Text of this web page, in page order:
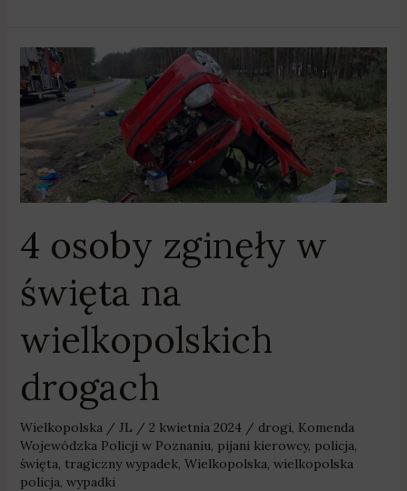
4 osoby zginęły w
święta na
wielkopolskich
drogach
Wielkopolska/ JL / 2 kwietnia 2024 / drogi, Komenda
Wojewódzka Policji w Poznaniu, pijani kierowcy, policja,
święta, tragiczny wypadek, Wielkopolska, wielkopolska
policja, wypadki
osoby
zginęły
święta
na
wielkopolskich